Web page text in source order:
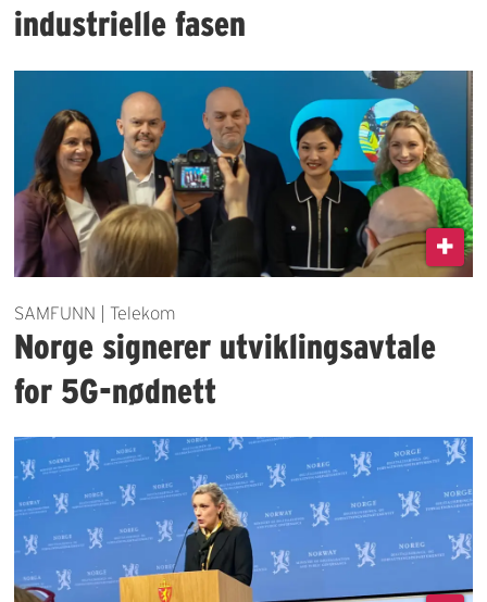
industrielle fasen
SAMFUNN | Telekom
Norge signerer utviklingsavtale
for 5G-nødnett